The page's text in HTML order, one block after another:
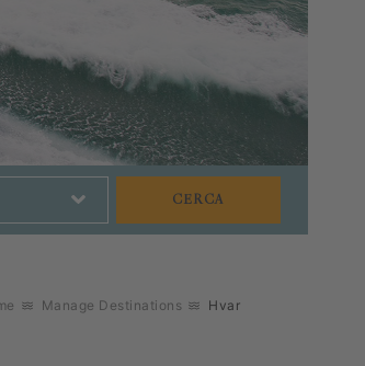
Manage Destinations Hvar